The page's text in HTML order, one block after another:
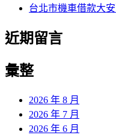
台北市機車借款大
近期留言
彙整
2026 年 8 月
2026 年 7 月
2026 年 6 月